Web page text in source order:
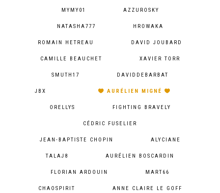
MYMY01 AZZUROSKY
NATASHA777 HROWAKA
ROMAIN HETREAU DAVID JOUBARD
CAMILLE BEAUCHET XAVIER TORR
SMUTH17 DAVIDDEBARBAT
JBX AURÉLIEN MIGNÉ
ORELLYS FIGHTING BRAVELY
CÉDRIC FUSELIER
JEAN-BAPTISTE CHOPIN ALYCIANE
TALAJ8 AURÉLIEN BOSCARDIN
FLORIAN ARDOUIN MART66
CHAOSPIRIT ANNE CLAIRE LE GOFF